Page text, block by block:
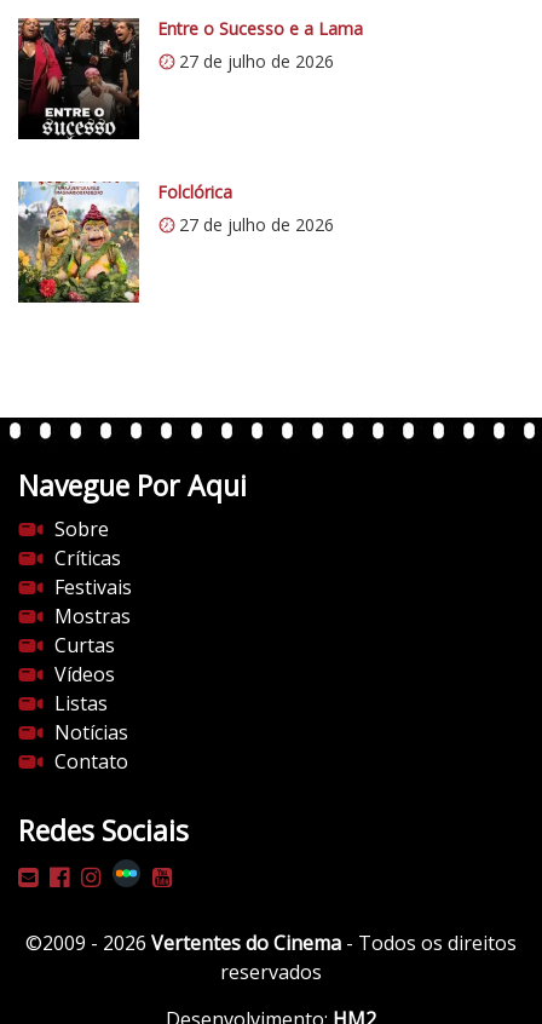
o
5
1
0
.
w
p
.
c
o
m
/
v
n
e
s
d
o
c
i
n
e
m
a
c
o
m
w
Entre o Sucesso e a Lama
27 de julho de 2026
Folclórica
27 de julho de 2026
Navegue Por Aqui
Sobre
Críticas
Festivais
Mostras
Curtas
Vídeos
Listas
Notícias
Contato
Redes Sociais
©2009 - 2026 Vertentes do Cinema - Todos os direitos
reservados